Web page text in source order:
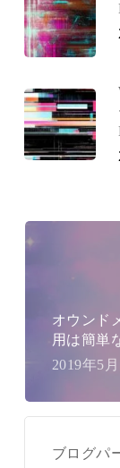
オウンド
用は簡単
2019年5月
ブログパ